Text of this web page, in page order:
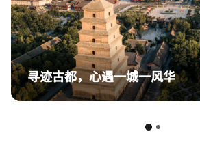
寻迹古都，心遇一城一风华